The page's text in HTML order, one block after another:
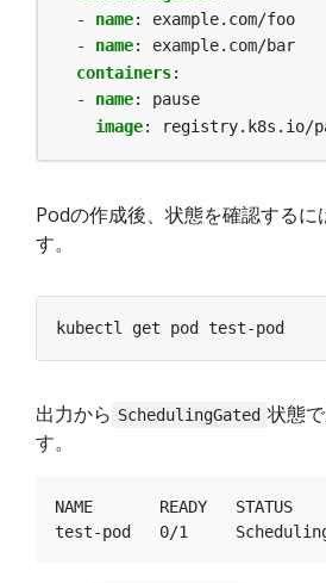
- name:
example.com/foo
- name:
example.com/bar
containers:
- name:
pause
image: registry.k8s.io/
Podの作成後、状態を確認するに
す。
出力から SchedulingGated 状態
す。
NAME       READY   STATUS